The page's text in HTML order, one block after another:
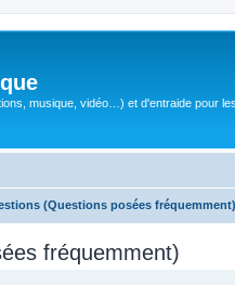
musique, vidéo…) et d'entraide pour
(Questions posées fréquemment)
fréquemment)